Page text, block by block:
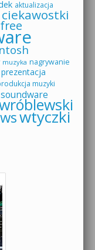
aktualizacja
ciekawostki
free
muzyka nagrywanie
prezentacja
muzyki
soundware
wtyczki